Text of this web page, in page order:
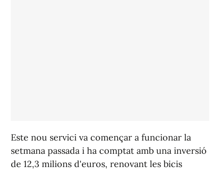
Este nou servici va començar a funcionar la
setmana passada i ha comptat amb una inversió
de 12,3 milions d'euros, renovant les bicis